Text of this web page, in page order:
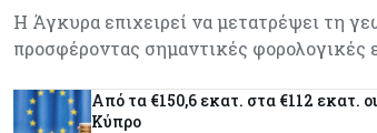
Η Άγκυρα επιχειρεί να μετατρέψει τη
προσφέροντας σημαντικές φορολογικές
Από τα €150,6 εκατ. στα €112 εκατ.
Κύπρο